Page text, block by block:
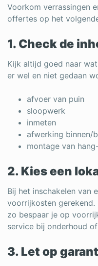
Voorkom verrassingen
offertes op het
1. Check de
Kijk altijd goed naar
er wel en niet gedaan
afvoer van puin
sloopwerk
inmeten
afwerking binnen/
montage van
2. Kies een
Bij het inschakelen van
voorrijkosten gerekend.
zo bespaar je op
service bij onderhoud
3. Let op